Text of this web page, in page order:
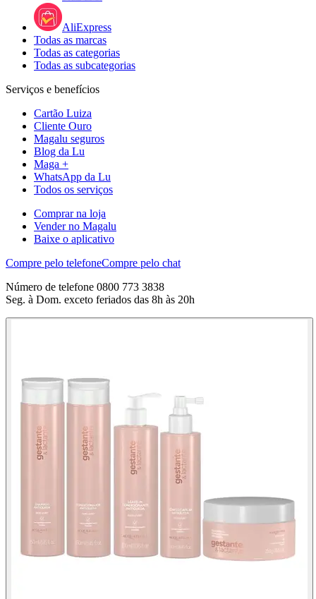
AliExpress
Todas as marcas
Todas as categorias
Todas as subcategorias
Serviços e benefícios
Cartão Luiza
Cliente Ouro
Magalu seguros
Blog da Lu
Maga +
WhatsApp da Lu
Todos os serviços
Comprar na loja
Vender no Magalu
Baixe o aplicativo
Compre pelo telefoneCompre pelo chat
Número de telefone 0800 773 3838
Seg. à Dom. exceto feriados das 8h às 20h